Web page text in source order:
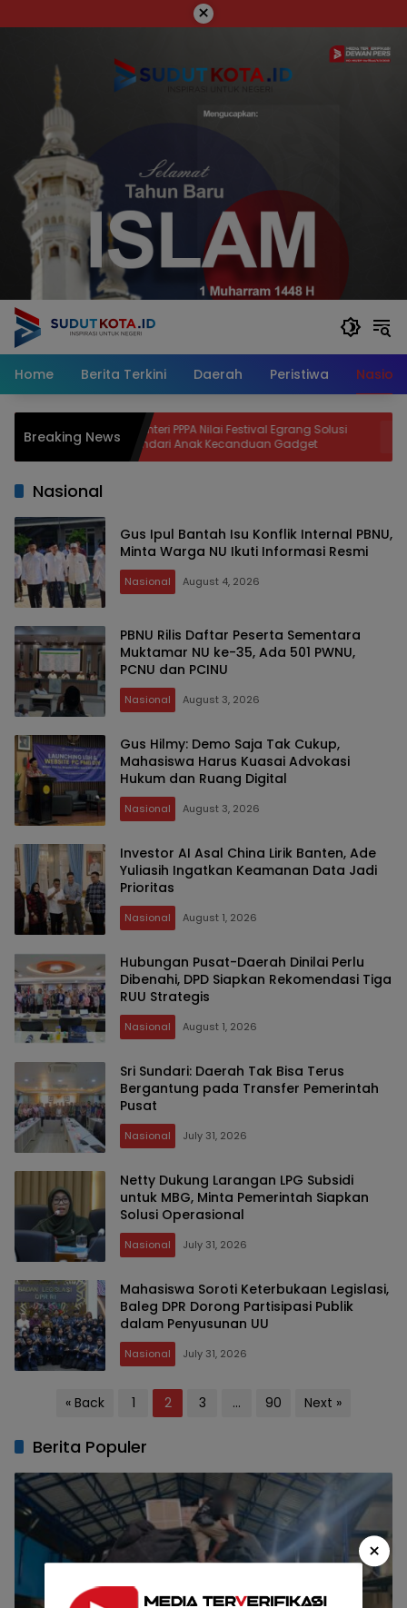
to
×
Home Berita Terkini Daerah Peristiwa
Breaking NewsMenteri PPPA Nilai Festival Egrang Solusi
Hindari Anak Kecanduan Gadget
Nasional
Gus Ipul Bantah Isu Konflik Internal PBNU,
Minta Warga NU Ikuti Informasi Resmi
Nasional August 4, 2026
PBNU Rilis Daftar Peserta Sementara
Muktamar NU ke-35, Ada 501 PWNU,
PCNU dan PCINU
Nasional August 3, 2026
Gus Hilmy: Demo Saja Tak Cukup,
Mahasiswa Harus Kuasai Advokasi
Hukum dan Ruang Digital
Nasional August 3, 2026
Investor AI Asal China Lirik Banten, Ade
Yuliasih Ingatkan Keamanan Data Jadi
Prioritas
Nasional August 1, 2026
Hubungan Pusat-Daerah Dinilai Perlu
Dibenahi, DPD Siapkan Rekomendasi Tiga
RUU Strategis
Nasional August 1, 2026
Sri Sundari: Daerah Tak Bisa Terus
Bergantung pada Transfer Pemerintah
Pusat
Nasional July 31, 2026
Netty Dukung Larangan LPG Subsidi
untuk MBG, Minta Pemerintah Siapkan
Solusi Operasional
Nasional July 31, 2026
Mahasiswa Soroti Keterbukaan Legislasi,
Baleg DPR Dorong Partisipasi Publik
dalam Penyusunan UU
Nasional July 31, 2026
Posts« Back 1 2 3 … 90 Next »
Berita Populer
×